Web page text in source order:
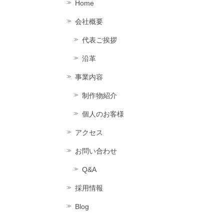
Home
会社概要
代表ご挨拶
沿革
事業内容
制作物紹介
個人のお客様
アクセス
お問い合わせ
Q&A
採用情報
Blog